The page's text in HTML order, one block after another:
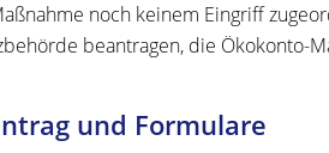
noch keinem Eingriff
beantragen, die Ökokonto-
und Formulare